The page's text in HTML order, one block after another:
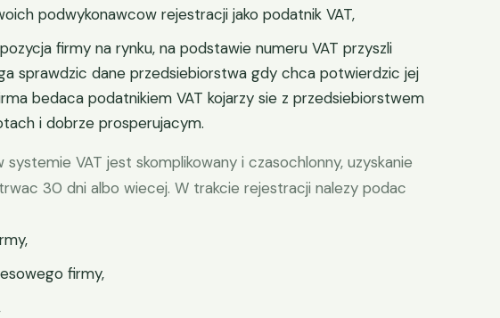
podwykonawcow rejestracji jako podatnik VAT,
firmy na rynku, na podstawie numeru VAT przyszli
sprawdzic dane przedsiebiorstwa gdy chca potwierdzic jej
bedaca podatnikiem VAT kojarzy sie z przedsiebiorstwem
i dobrze prosperujacym.
VAT jest skomplikowany i czasochlonny, uzyskanie
30 dni albo wiecej. W trakcie rejestracji nalezy podac
firmy,